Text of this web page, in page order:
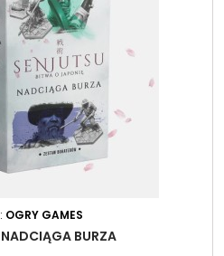
OGRY GAMES
BURZA